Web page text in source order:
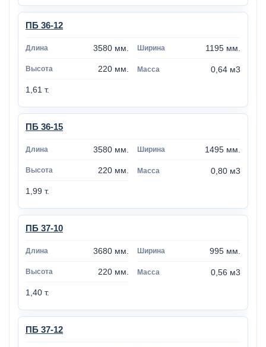
ПБ 36-12
3580 мм. 1195 мм.
220 мм. 0,64 м3
1,61 т.
ПБ 36-15
3580 мм. 1495 мм.
220 мм. 0,80 м3
1,99 т.
ПБ 37-10
3680 мм. 995 мм.
220 мм. 0,56 м3
1,40 т.
ПБ 37-12